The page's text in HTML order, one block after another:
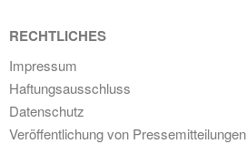
RECHTLICHES
Impressum
Haftungsausschluss
Datenschutz
Veröffentlichung von Pressemitteilungen